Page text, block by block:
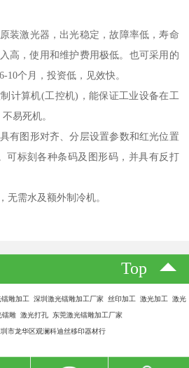
装激光器，出光稳定，故障率低，寿命
高，使用和维护费用极低。也可采用的
10个月，投资低，见效快。
计算机(工控机)，能保证工业设备在工
易死机。
有图形对齐、分层设置参数和红光位置
可标刻各种条码及图形码，并具有反打
无需水及额外制冷机。
Top
镭雕加工 深圳激光镭雕加工厂家 丝印加工 激光加工 激光
雕 激光打孔 东莞激光镭雕加工厂家
市龙华区观澜科迪丝移印器材行